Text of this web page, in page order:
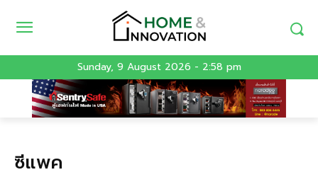
Sunday, 9 August 2026 - 2:58 pm
ซีแพค